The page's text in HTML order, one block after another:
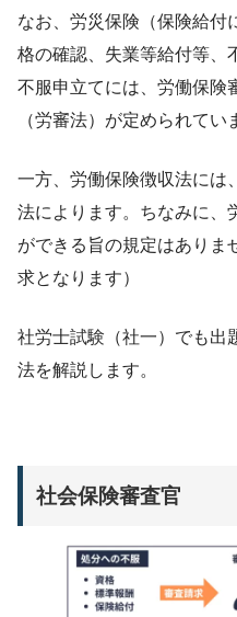
なお、労災保険（保険給付
格の確認、失業等給付等、
不服申立てには、労働保険
（労審法）が定められてい
一方、労働保険徴収法には
法によります。ちなみに、
ができる旨の規定はありま
求となります）
社労士試験（社一）でも出
法を解説します。
社会保険審査官